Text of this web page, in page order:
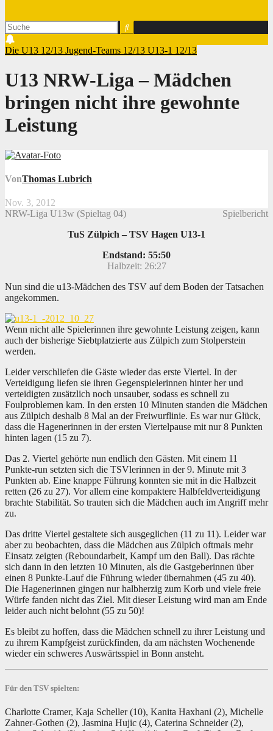
Die U13 12/13 Jugend-Teams 12/13 U13-1 12/13
U13 NRW-Liga – Mädchen
bringen nicht ihre gewohnte
Leistung
VonThomas Lubrich
Nov. 3, 2012
NRW-Liga U13w (Spieltag 04)
Spielbericht
TuS Zülpich – TSV Hagen U13-1
Endstand: 55:50
Halbzeit: 26:27
Nun sind die u13-Mädchen des TSV auf dem Boden der Tatsachen
angekommen.
Wenn nicht alle Spielerinnen ihre gewohnte Leistung zeigen, kann
auch der bisherige Siebtplatzierte aus Zülpich zum Stolperstein
werden.
Leider verschliefen die Gäste wieder das erste Viertel. In der
Verteidigung liefen sie ihren Gegenspielerinnen hinter her und
verteidigten zusätzlich noch unsauber, sodass es schnell zu
Foulproblemen kam. In den ersten 10 Minuten standen die Mädchen
aus Zülpich deshalb 8 Mal an der Freiwurflinie. Es war nur Glück,
dass die Hagenerinnen in der ersten Viertelpause mit nur 8 Punkten
hinten lagen (15 zu 7).
Das 2. Viertel gehörte nun endlich den Gästen. Mit einem 11
Punkte-run setzten sich die TSVlerinnen in der 9. Minute mit 3
Punkten ab. Eine knappe Führung konnten sie mit in die Halbzeit
retten (26 zu 27). Vor allem eine kompaktere Halbfeldverteidigung
brachte Stabilität. So trauten sich die Mädchen auch im Angriff mehr
zu.
Das dritte Viertel gestaltete sich ausgeglichen (11 zu 11). Leider war
aber zu beobachten, dass die Mädchen aus Zülpich oftmals mehr
Einsatz zeigten (Reboundarbeit, Kampf um den Ball). Das rächte
sich dann in den letzten 10 Minuten, als die Gastgeberinnen über
einen 8 Punkte-Lauf die Führung wieder übernahmen (45 zu 40).
Die Hagenerinnen gingen nur halbherzig zum Korb und viele freie
Würfe fanden nicht das Ziel. Mit dieser Leistung wird man am Ende
leider auch nicht belohnt (55 zu 50)!
Es bleibt zu hoffen, dass die Mädchen schnell zu ihrer Leistung und
zu ihrem Kampfgeist zurückfinden, da am nächsten Wochenende
wieder ein schweres Auswärtsspiel in Bonn ansteht.
Für den TSV spielten:
Charlotte Cramer, Kaja Scheller (10), Kanita Haxhani (2), Michelle
Zahner-Gothen (2), Jasmina Hujic (4), Caterina Schneider (2),